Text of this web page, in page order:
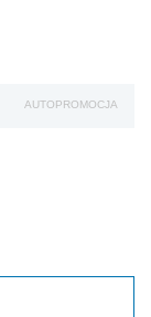
AUTOPROMOCJA